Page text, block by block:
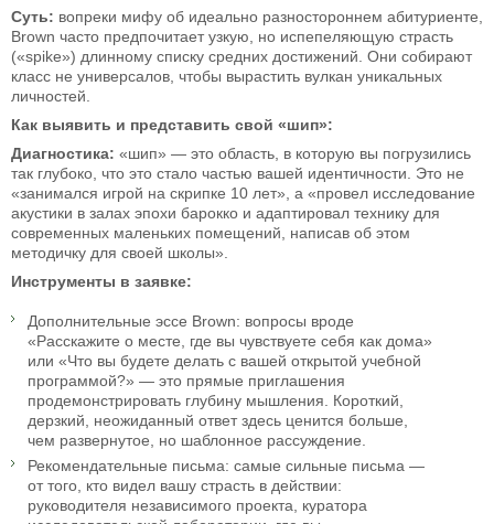
Суть: вопреки мифу об идеально разностороннем абитуриенте,
Brown часто предпочитает узкую, но испепеляющую страсть
(«spike») длинному списку средних достижений. Они собирают
класс не универсалов, чтобы вырастить вулкан уникальных
личностей.
Как выявить и представить свой «шип»:
Диагностика: «шип» — это область, в которую вы погрузились
так глубоко, что это стало частью вашей идентичности. Это не
«занимался игрой на скрипке 10 лет», а «провел исследование
акустики в залах эпохи барокко и адаптировал технику для
современных маленьких помещений, написав об этом
методичку для своей школы».
Инструменты в заявке:
Дополнительные эссе Brown: вопросы вроде
«Расскажите о месте, где вы чувствуете себя как дома»
или «Что вы будете делать с вашей открытой учебной
программой?» — это прямые приглашения
продемонстрировать глубину мышления. Короткий,
дерзкий, неожиданный ответ здесь ценится больше,
чем развернутое, но шаблонное рассуждение.
Рекомендательные письма: самые сильные письма —
от того, кто видел вашу страсть в действии:
руководителя независимого проекта, куратора